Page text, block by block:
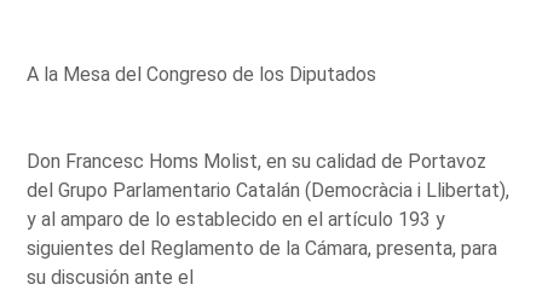
A la Mesa del Congreso de los Diputados
Don Francesc Homs Molist, en su calidad de Portavoz
del Grupo Parlamentario Catalán (Democràcia i Llibertat),
y al amparo de lo establecido en el artículo 193 y
siguientes del Reglamento de la Cámara, presenta, para
su discusión ante el